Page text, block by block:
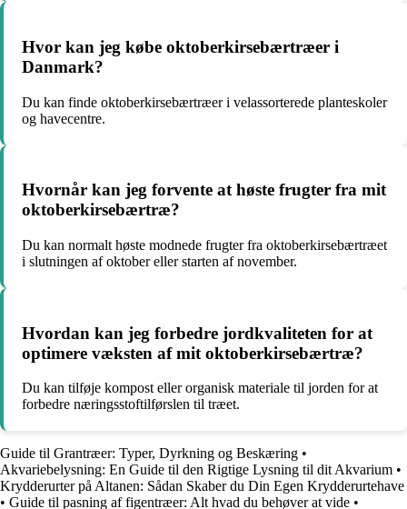
Hvor kan jeg købe oktoberkirsebærtræer i
Danmark?
Du kan finde oktoberkirsebærtræer i velassorterede planteskoler
og havecentre.
Hvornår kan jeg forvente at høste frugter fra mit
oktoberkirsebærtræ?
Du kan normalt høste modnede frugter fra oktoberkirsebærtræet
i slutningen af oktober eller starten af november.
Hvordan kan jeg forbedre jordkvaliteten for at
optimere væksten af mit oktoberkirsebærtræ?
Du kan tilføje kompost eller organisk materiale til jorden for at
forbedre næringsstoftilførslen til træet.
Guide til Grantræer: Typer, Dyrkning og Beskæring •
Akvariebelysning: En Guide til den Rigtige Lysning til dit Akvarium •
Krydderurter på Altanen: Sådan Skaber du Din Egen Krydderurtehave
• Guide til pasning af figentræer: Alt hvad du behøver at vide •